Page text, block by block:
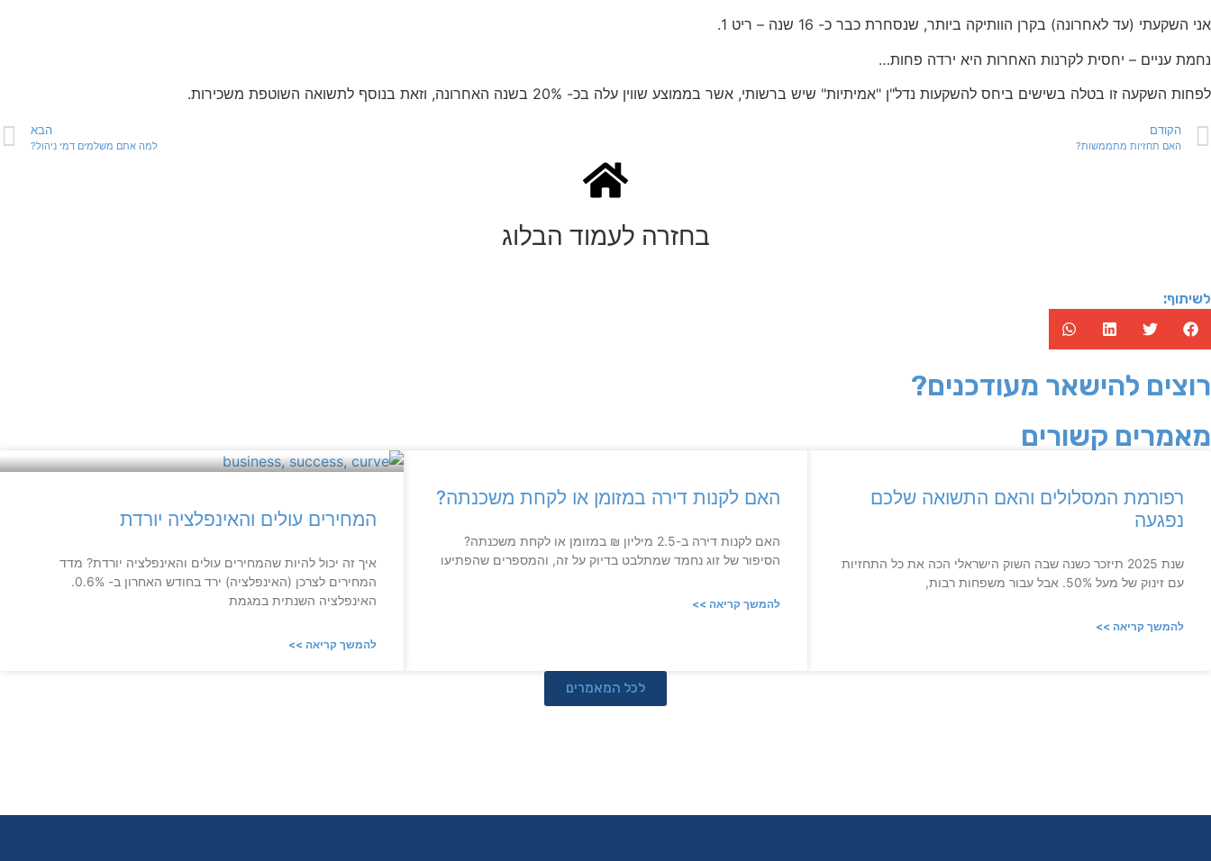
אני השקעתי (עד לאחרונה) בקרן הוותיקה ביותר, שנסחרת כבר כ- 16 שנה – ריט 1.
נחמת עניים – יחסית לקרנות האחרות היא ירדה פחות…
לפחות השקעה זו בטלה בשישים ביחס להשקעות נדל"ן "אמיתיות" שיש ברשותי, אשר בממוצע שווין עלה בכ- 20% בשנה האחרונה, וזאת בנוסף לתשואה השוטפת משכירות.
הקודם
האם תחזיות מתממשות?
הבא
למה אתם משלמים דמי ניהול?
בחזרה לעמוד הבלוג
לשיתוף:
רוצים להישאר מעודכנים?
מאמרים קשורים
רפורמת המסלולים והאם התשואה שלכם
נפגעה
שנת 2025 תיזכר כשנה שבה השוק הישראלי הכה את כל התחזיות
עם זינוק של מעל 50%. אבל עבור משפחות רבות,
להמשך קריאה >>
האם לקנות דירה במזומן או לקחת משכנתה?
האם לקנות דירה ב-2.5 מיליון ₪ במזומן או לקחת משכנתה?
הסיפור של זוג נחמד שמתלבט בדיוק על זה, והמספרים שהפתיעו
להמשך קריאה >>
המחירים עולים והאינפלציה יורדת
איך זה יכול להיות שהמחירים עולים והאינפלציה יורדת? מדד
המחירים לצרכן (האינפלציה) ירד בחודש האחרון ב- 0.6%.
האינפלציה השנתית במגמת
להמשך קריאה >>
לכל המאמרים